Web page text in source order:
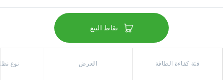
نقاط البيع
فئة كفاءة الطاقة العرض نوع